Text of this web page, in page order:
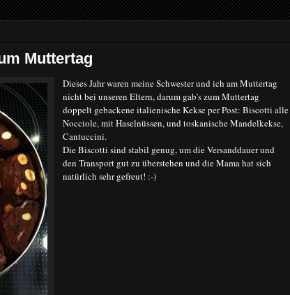
Muttertag
Dieses Jahr waren meine Schwester und ich am Muttertag
nicht bei unseren Eltern, darum gab's zum Muttertag
doppelt gebackene italienische Kekse per Post: Biscotti alle
Nocciole, mit Haselnüssen, und toskanische Mandelkekse,
Cantuccini.
Die Biscotti sind stabil genug, um die Versanddauer und
den Transport gut zu überstehen und die Mama hat sich
natürlich sehr gefreut! :-)